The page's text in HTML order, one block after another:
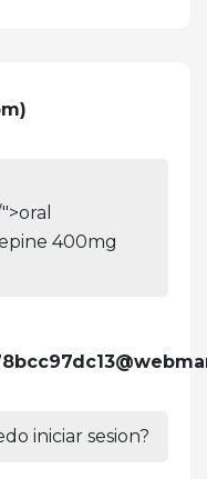
)
400mg
iniciar sesion?